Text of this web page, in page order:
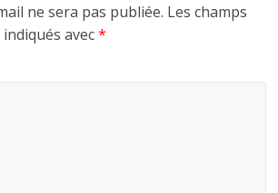
ne sera pas publiée. Les champs
avec*